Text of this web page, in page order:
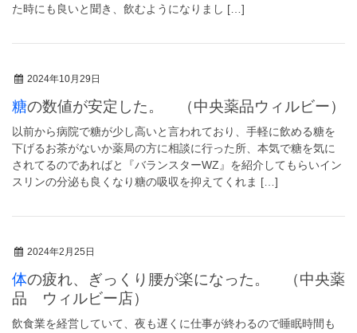
た時にも良いと聞き、飲むようになりまし […]
2024年10月29日
糖の数値が安定した。 （中央薬品ウィルビー）
以前から病院で糖が少し高いと言われており、手軽に飲める糖を
下げるお茶がないか薬局の方に相談に行った所、本気で糖を気に
されてるのであればと『バランスターWZ』を紹介してもらいイン
スリンの分泌も良くなり糖の吸収を抑えてくれま […]
2024年2月25日
体の疲れ、ぎっくり腰が楽になった。 （中央薬
品 ウィルビー店）
飲食業を経営していて、夜も遅くに仕事が終わるので睡眠時間も